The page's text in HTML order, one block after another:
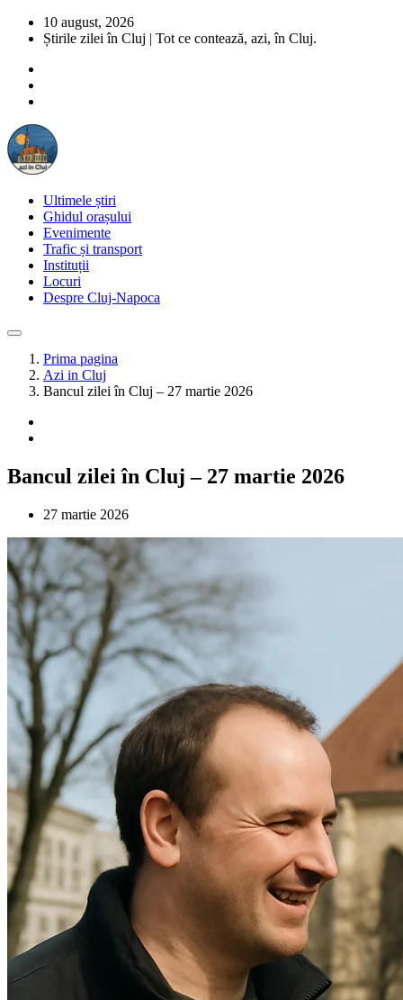
10 august, 2026
Știrile zilei în Cluj | Tot ce contează, azi, în Cluj.
Ultimele știri
Ghidul orașului
Evenimente
Trafic și transport
Instituții
Locuri
Despre Cluj-Napoca
Prima pagina
Azi in Cluj
Bancul zilei în Cluj – 27 martie 2026
Bancul zilei în Cluj – 27 martie 2026
27 martie 2026